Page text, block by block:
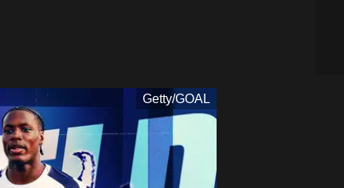
Getty/GOAL